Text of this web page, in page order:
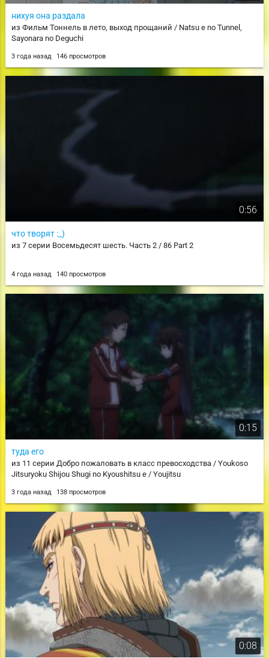
нихуя она раздала
из Фильм Тоннель в лето, выход прощаний / Natsu e no Tunnel,
Sayonara no Deguchi
3 года назад 146 просмотров
0:56
что творят :_)
из 7 серии Восемьдесят шесть. Часть 2 / 86 Part 2
4 года назад 140 просмотров
0:15
туда его
из 11 серии Добро пожаловать в класс превосходства / Youkoso
Jitsuryoku Shijou Shugi no Kyoushitsu e / Youjitsu
3 года назад 138 просмотров
0:08